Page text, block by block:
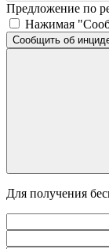
Предложение по
Нажимая
Для получения